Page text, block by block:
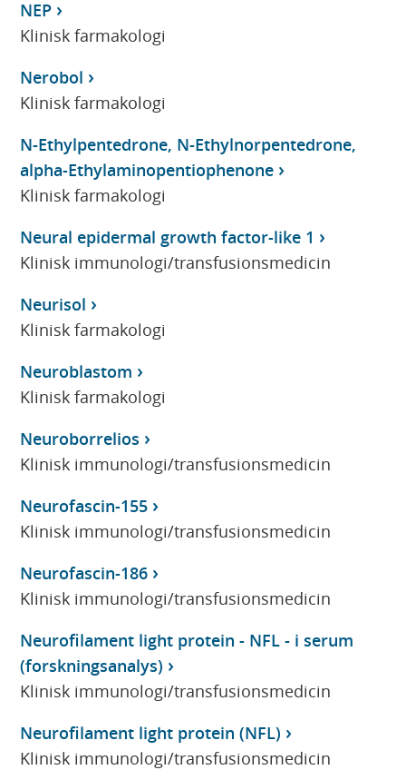
NEP
Klinisk farmakologi
Nerobol
Klinisk farmakologi
N-Ethylpentedrone, N-Ethylnorpentedrone,
alpha-Ethylaminopentiophenone
Klinisk farmakologi
Neural epidermal growth factor-like 1
Klinisk immunologi/transfusionsmedicin
Neurisol
Klinisk farmakologi
Neuroblastom
Klinisk farmakologi
Neuroborrelios
Klinisk immunologi/transfusionsmedicin
Neurofascin-155
Klinisk immunologi/transfusionsmedicin
Neurofascin-186
Klinisk immunologi/transfusionsmedicin
Neurofilament light protein - NFL - i serum
(forskningsanalys)
Klinisk immunologi/transfusionsmedicin
Neurofilament light protein (NFL)
Klinisk immunologi/transfusionsmedicin